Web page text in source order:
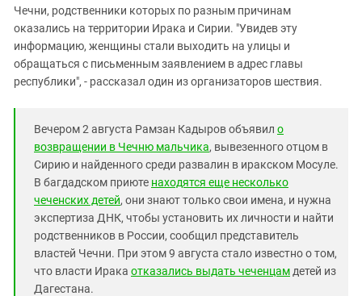
Чечни, родственники которых по разным причинам
оказались на территории Ирака и Сирии. "Увидев эту
информацию, женщины стали выходить на улицы и
обращаться с письменным заявлением в адрес главы
республики", - рассказал один из организаторов шествия.
Вечером 2 августа Рамзан Кадыров объявил о
возвращении в Чечню мальчика, вывезенного отцом в
Сирию и найденного среди развалин в иракском Мосуле.
В багдадском приюте находятся еще несколько
чеченских детей, они знают только свои имена, и нужна
экспертиза ДНК, чтобы установить их личности и найти
родственников в России, сообщил представитель
властей Чечни. При этом 9 августа стало известно о том,
что власти Ирака отказались выдать чеченцам детей из
Дагестана.